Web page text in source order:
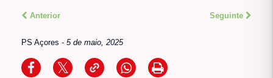
Anterior Seguinte
PS Açores - 5 de maio, 2025